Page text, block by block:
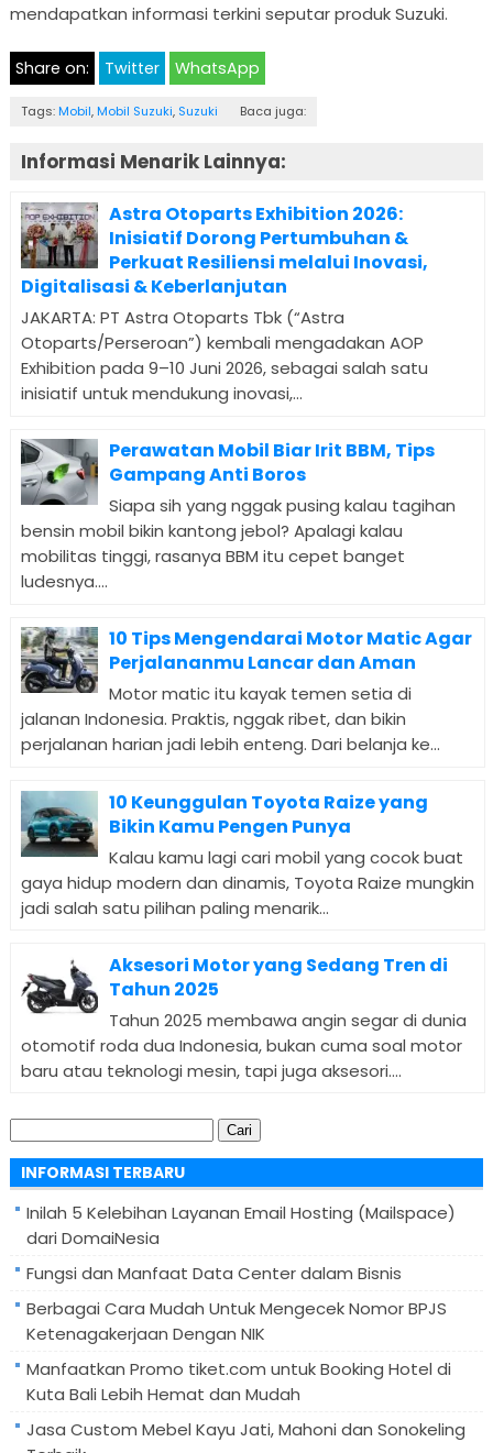
mendapatkan informasi terkini seputar produk Suzuki.
Share on: Twitter WhatsApp
Tags: Mobil, Mobil Suzuki, Suzuki Baca juga:
Informasi Menarik Lainnya:
Astra Otoparts Exhibition 2026:
Inisiatif Dorong Pertumbuhan &
Perkuat Resiliensi melalui Inovasi,
Digitalisasi & Keberlanjutan
JAKARTA: PT Astra Otoparts Tbk (“Astra
Otoparts/Perseroan”) kembali mengadakan AOP
Exhibition pada 9–10 Juni 2026, sebagai salah satu
inisiatif untuk mendukung inovasi,...
Perawatan Mobil Biar Irit BBM, Tips
Gampang Anti Boros
Siapa sih yang nggak pusing kalau tagihan
bensin mobil bikin kantong jebol? Apalagi kalau
mobilitas tinggi, rasanya BBM itu cepet banget
ludesnya....
10 Tips Mengendarai Motor Matic Agar
Perjalananmu Lancar dan Aman
Motor matic itu kayak temen setia di
jalanan Indonesia. Praktis, nggak ribet, dan bikin
perjalanan harian jadi lebih enteng. Dari belanja ke...
10 Keunggulan Toyota Raize yang
Bikin Kamu Pengen Punya
Kalau kamu lagi cari mobil yang cocok buat
gaya hidup modern dan dinamis, Toyota Raize mungkin
jadi salah satu pilihan paling menarik...
Aksesori Motor yang Sedang Tren di
Tahun 2025
Tahun 2025 membawa angin segar di dunia
otomotif roda dua Indonesia, bukan cuma soal motor
baru atau teknologi mesin, tapi juga aksesori....
untuk:
INFORMASI TERBARU
Inilah 5 Kelebihan Layanan Email Hosting (Mailspace)
dari DomaiNesia
Fungsi dan Manfaat Data Center dalam Bisnis
Berbagai Cara Mudah Untuk Mengecek Nomor BPJS
Ketenagakerjaan Dengan NIK
Manfaatkan Promo tiket.com untuk Booking Hotel di
Kuta Bali Lebih Hemat dan Mudah
Jasa Custom Mebel Kayu Jati, Mahoni dan Sonokeling